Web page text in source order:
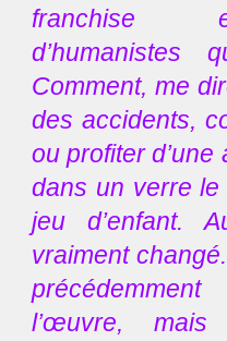
franchise
d’humanistes
Comment, me
des accidents,
ou profiter
dans un verre le
jeu d’enfant.
vraiment
l’œuvre,